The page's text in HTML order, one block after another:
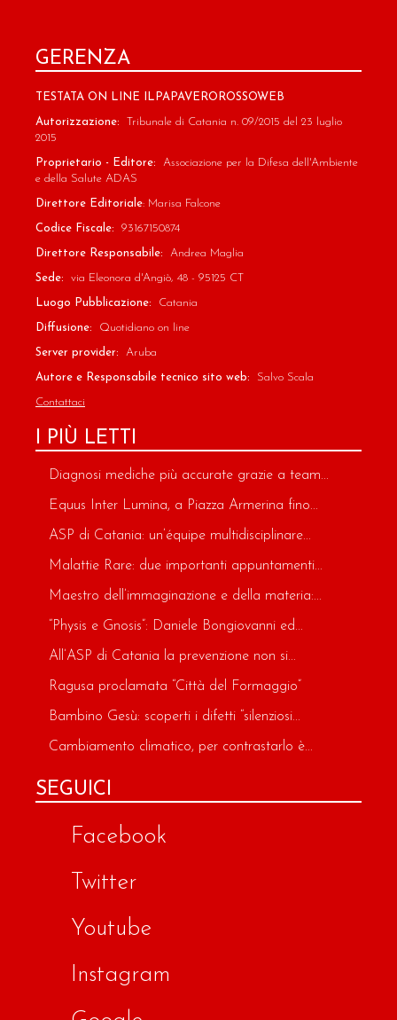
GERENZA
TESTATA ON LINE ILPAPAVEROROSSOWEB
Autorizzazione: Tribunale di Catania n. 09/2015 del 23 luglio
2015
Proprietario - Editore: Associazione per la Difesa dell'Ambiente
e della Salute ADAS
Direttore Editoriale: Marisa Falcone
Codice Fiscale: 93167150874
Direttore Responsabile: Andrea Maglia
Sede: via Eleonora d'Angiò, 48 - 95125 CT
Luogo Pubblicazione: Catania
Diffusione: Quotidiano on line
Server provider: Aruba
Autore e Responsabile tecnico sito web: Salvo Scala
Contattaci
I PIÙ LETTI
Diagnosi mediche più accurate grazie a team...
Equus Inter Lumina, a Piazza Armerina fino...
ASP di Catania: un’équipe multidisciplinare...
Malattie Rare: due importanti appuntamenti...
Maestro dell’immaginazione e della materia:...
“Physis e Gnosis”: Daniele Bongiovanni ed...
All’ASP di Catania la prevenzione non si...
Ragusa proclamata “Città del Formaggio”
Bambino Gesù: scoperti i difetti “silenziosi...
Cambiamento climatico, per contrastarlo è...
SEGUICI
Facebook
Twitter
Youtube
Instagram